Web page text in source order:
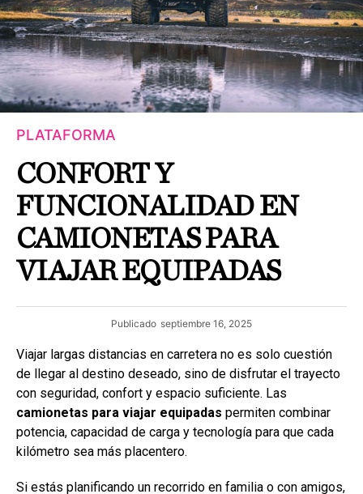
PLATAFORMA
CONFORT Y
FUNCIONALIDAD EN
CAMIONETAS PARA
VIAJAR EQUIPADAS
Publicado septiembre 16, 2025
Viajar largas distancias en carretera no es solo cuestión
de llegar al destino deseado, sino de disfrutar el trayecto
con seguridad, confort y espacio suficiente. Las
camionetas para viajar equipadas permiten combinar
potencia, capacidad de carga y tecnología para que cada
kilómetro sea más placentero.
Si estás planificando un recorrido en familia o con amigos,